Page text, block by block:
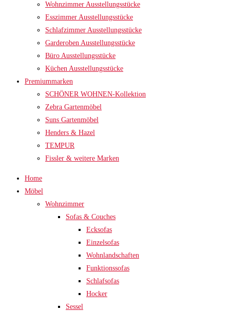
Wohnzimmer Ausstellungsstücke
Esszimmer Ausstellungsstücke
Schlafzimmer Ausstellungsstücke
Garderoben Ausstellungsstücke
Büro Ausstellungsstücke
Küchen Ausstellungsstücke
Premiummarken
SCHÖNER WOHNEN-Kollektion
Zebra Gartenmöbel
Suns Gartenmöbel
Henders & Hazel
TEMPUR
Fissler & weitere Marken
Home
Möbel
Wohnzimmer
Sofas & Couches
Ecksofas
Einzelsofas
Wohnlandschaften
Funktionssofas
Schlafsofas
Hocker
Sessel